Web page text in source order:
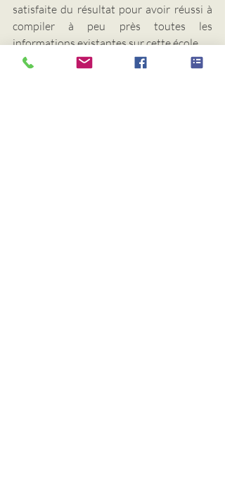
satisfaite du résultat pour avoir réussi à
compiler à peu près toutes les
informations existantes sur cette école.